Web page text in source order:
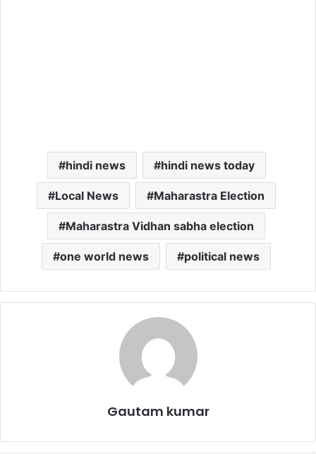
hindi news hindi news today
Local News Maharastra Election
Maharastra Vidhan sabha election
one world news political news
Gautam kumar